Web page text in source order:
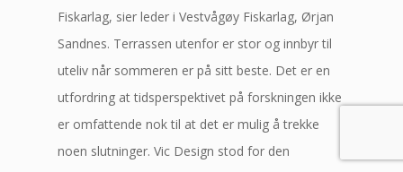
Fiskarlag, sier leder i Vestvågøy Fiskarlag, Ørjan
Sandnes. Terrassen utenfor er stor og innbyr til
uteliv når sommeren er på sitt beste. Det er en
utfordring at tidsperspektivet på forskningen ikke
er omfattende nok til at det er mulig å trekke
noen slutninger. Vic Design stod for den